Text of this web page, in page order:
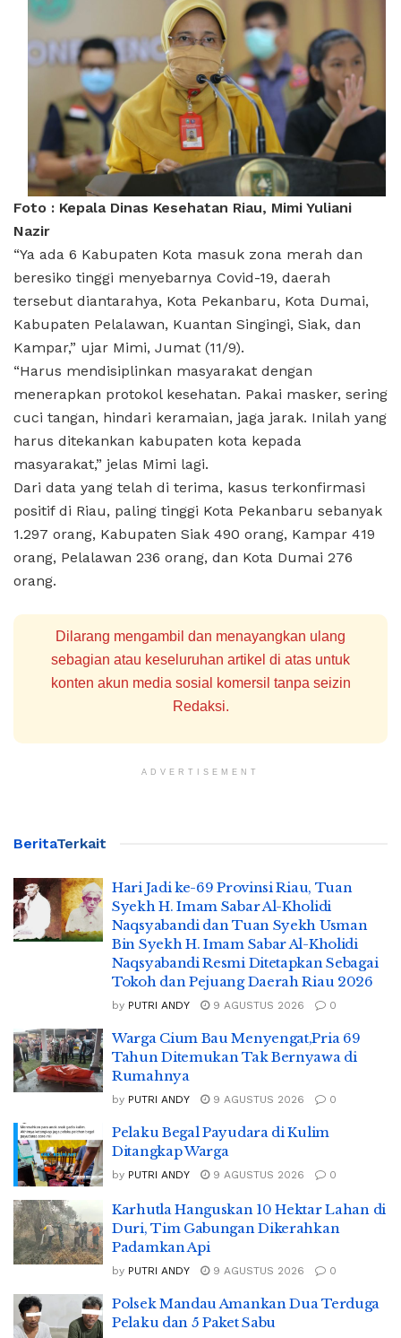
Foto : Kepala Dinas Kesehatan Riau, Mimi Yuliani
Nazir
“Ya ada 6 Kabupaten Kota masuk zona merah dan
beresiko tinggi menyebarnya Covid-19, daerah
tersebut diantarahya, Kota Pekanbaru, Kota Dumai,
Kabupaten Pelalawan, Kuantan Singingi, Siak, dan
Kampar,” ujar Mimi, Jumat (11/9).
“Harus mendisiplinkan masyarakat dengan
menerapkan protokol kesehatan. Pakai masker, sering
cuci tangan, hindari keramaian, jaga jarak. Inilah yang
harus ditekankan kabupaten kota kepada
masyarakat,” jelas Mimi lagi.
Dari data yang telah di terima, kasus terkonfirmasi
positif di Riau, paling tinggi Kota Pekanbaru sebanyak
1.297 orang, Kabupaten Siak 490 orang, Kampar 419
orang, Pelalawan 236 orang, dan Kota Dumai 276
orang.
Dilarang mengambil dan menayangkan ulang
sebagian atau keseluruhan artikel di atas untuk
konten akun media sosial komersil tanpa seizin
Redaksi.
ADVERTISEMENT
BeritaTerkait
Hari Jadi ke-69 Provinsi Riau, Tuan
Syekh H. Imam Sabar Al-Kholidi
Naqsyabandi dan Tuan Syekh Usman
Bin Syekh H. Imam Sabar Al-Kholidi
Naqsyabandi Resmi Ditetapkan Sebagai
Tokoh dan Pejuang Daerah Riau 2026
by PUTRI ANDY 9 AGUSTUS 2026 0
Warga Cium Bau Menyengat,Pria 69
Tahun Ditemukan Tak Bernyawa di
Rumahnya
by PUTRI ANDY 9 AGUSTUS 2026 0
Pelaku Begal Payudara di Kulim
Ditangkap Warga
by PUTRI ANDY 9 AGUSTUS 2026 0
Karhutla Hanguskan 10 Hektar Lahan di
Duri, Tim Gabungan Dikerahkan
Padamkan Api
by PUTRI ANDY 9 AGUSTUS 2026 0
Polsek Mandau Amankan Dua Terduga
Pelaku dan 5 Paket Sabu